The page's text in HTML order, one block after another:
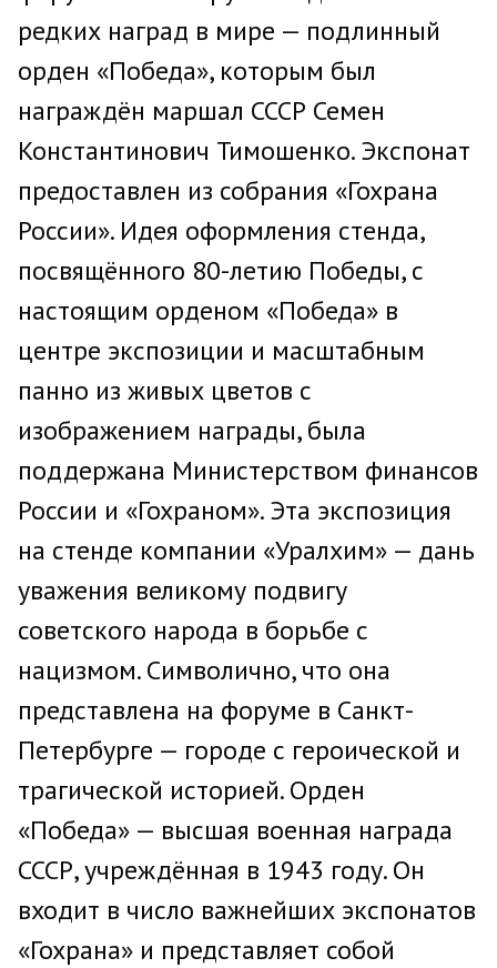
редких наград в мире — подлинный
орден «Победа», которым был
награждён маршал СССР Семен
Константинович Тимошенко. Экспонат
предоставлен из собрания «Гохрана
России». Идея оформления стенда,
посвящённого 80-летию Победы, с
настоящим орденом «Победа» в
центре экспозиции и масштабным
панно из живых цветов с
изображением награды, была
поддержана Министерством финансов
России и «Гохраном». Эта экспозиция
на стенде компании «Уралхим» — дань
уважения великому подвигу
советского народа в борьбе с
нацизмом. Символично, что она
представлена на форуме в Санкт-
Петербурге — городе с героической и
трагической историей. Орден
«Победа» — высшая военная награда
СССР, учреждённая в 1943 году. Он
входит в число важнейших экспонатов
«Гохрана» и представляет собой